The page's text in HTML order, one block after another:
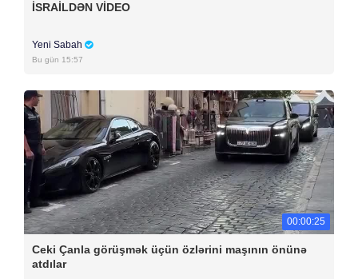
İSRAİLDƏN VİDEO
Yeni Sabah
Bu gün 15:57
00:00:25
Ceki Çanla görüşmək üçün özlərini maşının önünə
atdılar